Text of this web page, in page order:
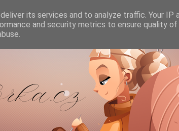
its services and to analyze traffic. Your IP
and security metrics to ensure quality